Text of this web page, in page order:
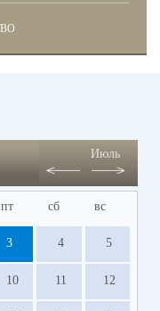
Июль
пт сб вс
3 4 5
10 11 12